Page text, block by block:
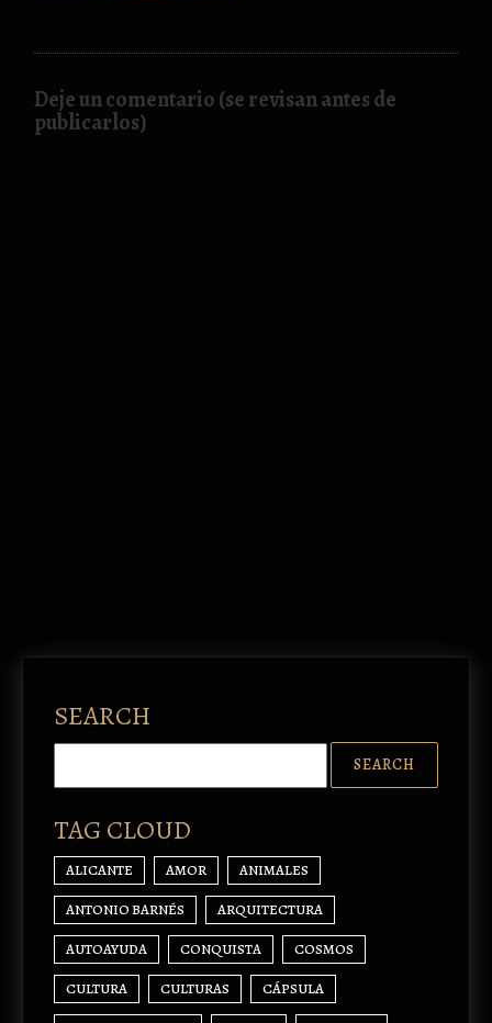
Deje un comentario (se revisan antes de
publicarlos)
SEARCH
TAG CLOUD
ALICANTE AMOR ANIMALES
ANTONIO BARNÉS ARQUITECTURA
AUTOAYUDA CONQUISTA COSMOS
CULTURA CULTURAS CÁPSULA